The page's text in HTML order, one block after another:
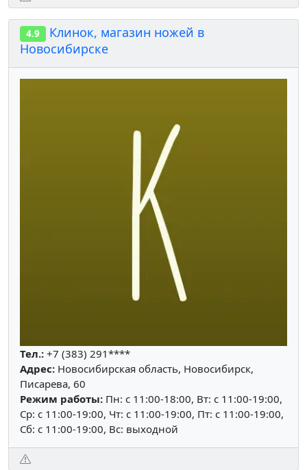
4.9
Клинок, магазин ножей в
Новосибирске
Тел.: +7 (383) 291****
Адрес: Новосибирская область, Новосибирск,
Писарева, 60
Режим работы: Пн: c 11:00-18:00, Вт: c 11:00-19:00,
Ср: c 11:00-19:00, Чт: c 11:00-19:00, Пт: c 11:00-19:00,
Сб: c 11:00-19:00, Вс: выходной